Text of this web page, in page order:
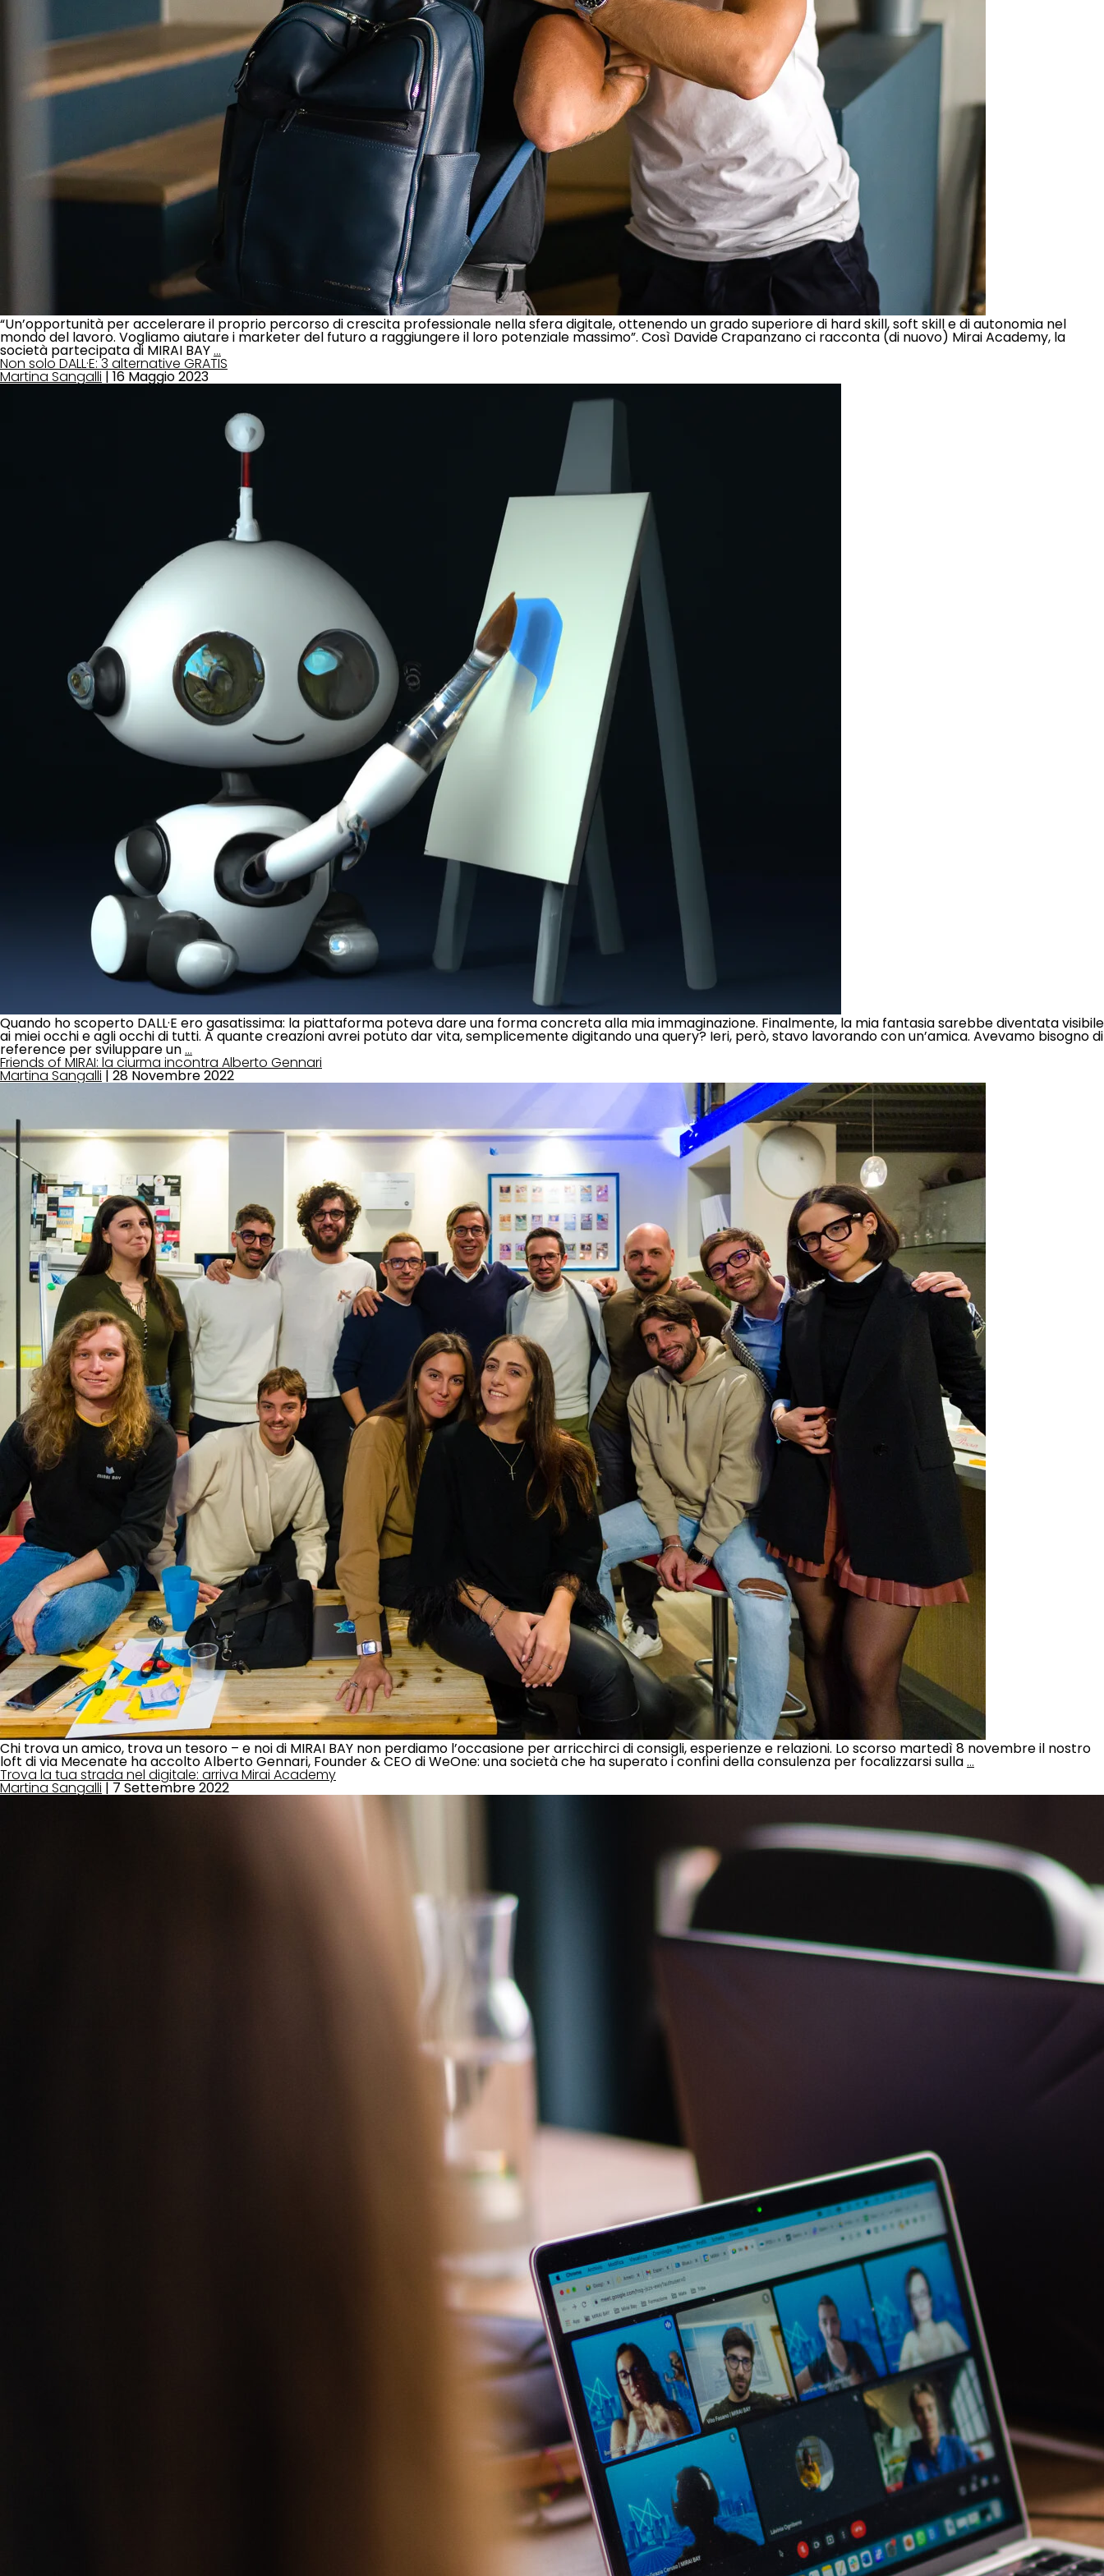
“Un’opportunità per accelerare il proprio percorso di crescita professionale nella sfera digitale, ottenendo un grado superiore di hard skill, soft skill e di autonomia nel
mondo del lavoro. Vogliamo aiutare i marketer del futuro a raggiungere il loro potenziale massimo”. Così Davide Crapanzano ci racconta (di nuovo) Mirai Academy, la
società partecipata di MIRAI BAY …
Non solo DALL·E: 3 alternative GRATIS
Martina Sangalli | 16 Maggio 2023
Quando ho scoperto DALL·E ero gasatissima: la piattaforma poteva dare una forma concreta alla mia immaginazione. Finalmente, la mia fantasia sarebbe diventata visibile
ai miei occhi e agli occhi di tutti. A quante creazioni avrei potuto dar vita, semplicemente digitando una query? Ieri, però, stavo lavorando con un’amica. Avevamo bisogno di
reference per sviluppare un …
Friends of MIRAI: la ciurma incontra Alberto Gennari
Martina Sangalli | 28 Novembre 2022
Chi trova un amico, trova un tesoro – e noi di MIRAI BAY non perdiamo l’occasione per arricchirci di consigli, esperienze e relazioni. Lo scorso martedì 8 novembre il nostro
loft di via Mecenate ha accolto Alberto Gennari, Founder & CEO di WeOne: una società che ha superato i confini della consulenza per focalizzarsi sulla …
Trova la tua strada nel digitale: arriva Mirai Academy
Martina Sangalli | 7 Settembre 2022